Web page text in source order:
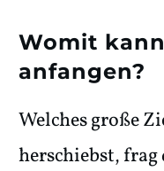
Womit
anfangen?
Welches große
herschiebst, frag